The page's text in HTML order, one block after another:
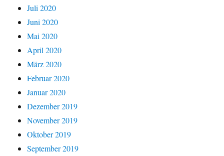
Juli 2020
Juni 2020
Mai 2020
April 2020
März 2020
Februar 2020
Januar 2020
Dezember 2019
November 2019
Oktober 2019
September 2019